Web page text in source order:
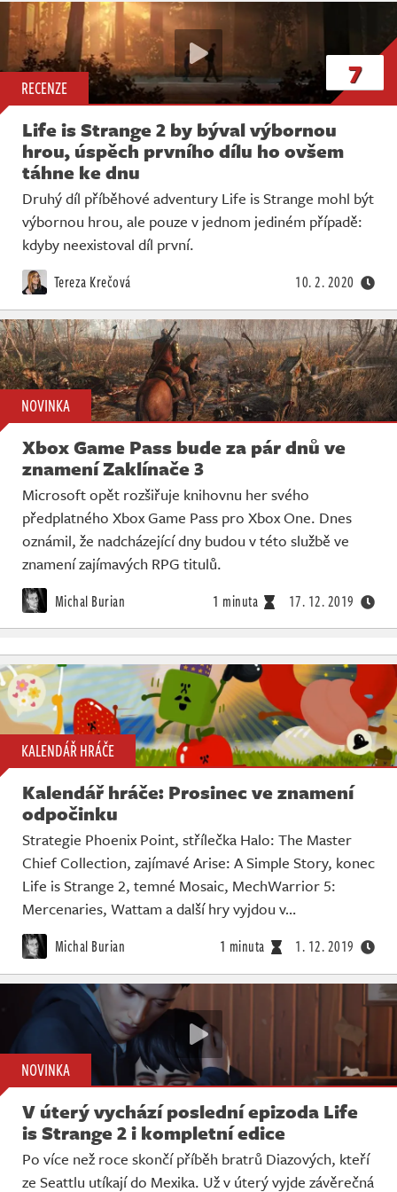
RECENZE 7
Life is Strange 2 by býval výbornou
hrou, úspěch prvního dílu ho ovšem
táhne ke dnu
Druhý díl příběhové adventury Life is Strange mohl být
výbornou hrou, ale pouze v jednom jediném případě:
kdyby neexistoval díl první.
Tereza Krečová 10. 2. 2020
NOVINKA
Xbox Game Pass bude za pár dnů ve
znamení Zaklínače 3
Microsoft opět rozšiřuje knihovnu her svého
předplatného Xbox Game Pass pro Xbox One. Dnes
oznámil, že nadcházející dny budou v této službě ve
znamení zajímavých RPG titulů.
Michal Burian 1 minuta 17. 12. 2019
KALENDÁŘ HRÁČE
Kalendář hráče: Prosinec ve znamení
odpočinku
Strategie Phoenix Point, střílečka Halo: The Master
Chief Collection, zajímavé Arise: A Simple Story, konec
Life is Strange 2, temné Mosaic, MechWarrior 5:
Mercenaries, Wattam a další hry vyjdou v…
Michal Burian 1 minuta 1. 12. 2019
NOVINKA
V úterý vychází poslední epizoda Life
is Strange 2 i kompletní edice
Po více než roce skončí příběh bratrů Diazových, kteří
ze Seattlu utíkají do Mexika. Už v úterý vyjde závěrečná